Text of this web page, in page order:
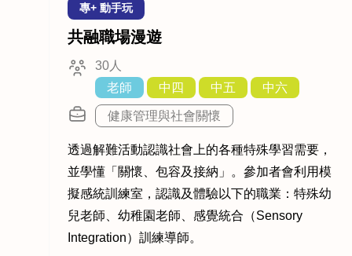
專+ 動手玩
共融職場漫遊
30人
老師
中四 中五 中六
健康管理與社會關懷
透過解難活動認識社會上的各種特殊學習需要，
並學懂「關懷、包容及接納」。參加者會利用模
擬感統訓練室，認識及體驗以下的職業：特殊幼
兒老師、幼稚園老師、感覺統合（Sensory
Integration）訓練導師。